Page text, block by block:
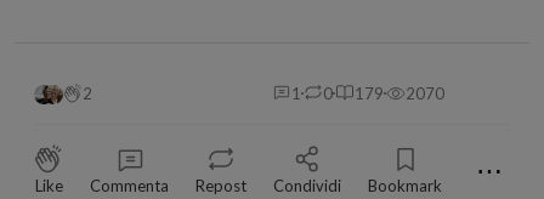
2 1 0 179 2070
Like Commenta Repost Condividi Bookmark ⋯